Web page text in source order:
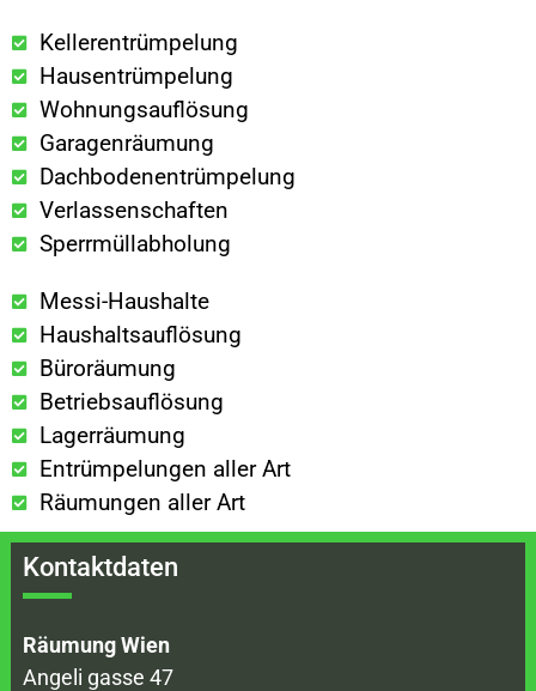
Kellerentrümpelung
Hausentrümpelung
Wohnungsauflösung
Garagenräumung
Dachbodenentrümpelung
Verlassenschaften
Sperrmüllabholung
Messi-Haushalte
Haushaltsauflösung
Büroräumung
Betriebsauflösung
Lagerräumung
Entrümpelungen aller Art
Räumungen aller Art
Kontaktdaten
Räumung Wien
Angeli gasse 47